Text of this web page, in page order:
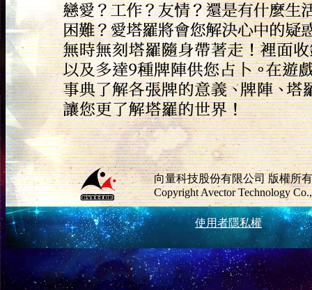
向量科技股份有限公司 版權所有
Copyright Avector Technology
使用者隱私權